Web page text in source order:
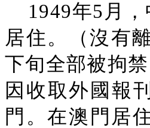
1949年5月
居住。（沒有
下旬全部被拘
因收取外國報
門。在澳門居